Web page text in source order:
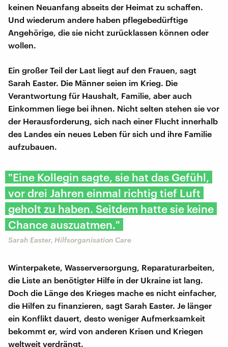
keinen Neuanfang abseits der Heimat zu schaffen.
Und wiederum andere haben pflegebedürftige
Angehörige, die sie nicht zurücklassen können oder
wollen.
Ein großer Teil der Last liegt auf den Frauen, sagt
Sarah Easter. Die Männer seien im Krieg. Die
Verantwortung für Haushalt, Familie, aber auch
Einkommen liege bei ihnen. Nicht selten stehen sie vor
der Herausforderung, sich nach einer Flucht innerhalb
des Landes ein neues Leben für sich und ihre Familie
aufzubauen.
"Eine Kollegin sagte, sie hat das Gefühl,
vor drei Jahren einmal richtig tief Luft
geholt zu haben. Seitdem hatte sie keine
Chance auszuatmen."
Sarah Easter, Hilfsorganisation Care
Winterpakete, Wasserversorgung, Reparaturarbeiten,
die Liste an benötigter Hilfe in der Ukraine ist lang.
Doch die Länge des Krieges mache es nicht einfacher,
die Hilfen zu finanzieren, sagt Sarah Easter. Je länger
ein Konflikt dauert, desto weniger Aufmerksamkeit
bekommt er, wird von anderen Krisen und Kriegen
weltweit verdrängt.